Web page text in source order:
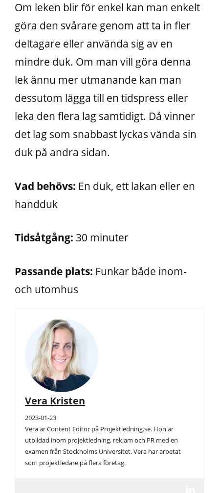
Om leken blir för enkel kan man enkelt
göra den svårare genom att ta in fler
deltagare eller använda sig av en
mindre duk. Om man vill göra denna
lek ännu mer utmanande kan man
dessutom lägga till en tidspress eller
leka den flera lag samtidigt. Då vinner
det lag som snabbast lyckas vända sin
duk på andra sidan.
Vad behövs: En duk, ett lakan eller en
handduk
Tidsåtgång: 30 minuter
Passande plats: Funkar både inom-
och utomhus
Vera Kristen
2023-01-23
Vera är Content Editor på Projektledning.se. Hon är
utbildad inom projektledning, reklam och PR med en
examen från Stockholms Universitet. Vera har arbetat
som projektledare på flera företag.